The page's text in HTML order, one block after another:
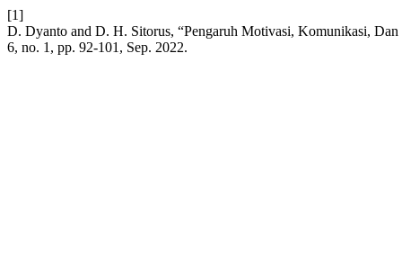
[1]
D. Dyanto and D. H. Sitorus, “Pengaruh Motivasi, Komunikasi,
6, no. 1, pp. 92-101, Sep. 2022.